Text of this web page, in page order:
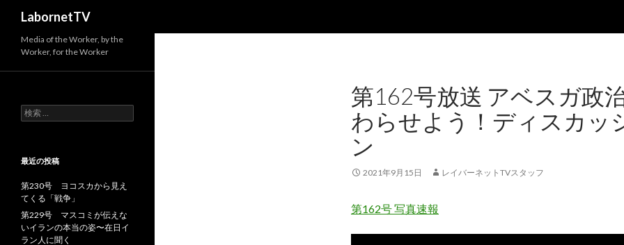
LabornetTV
第162号放送 アベスガ政
わらせよう！ディスカッ
ン
2021年9月15日 レイバーネットTVスタッフ
第162号 写真速報
Media of the Worker, by the
Worker, for the Worker
検
索
最近の投稿
第230号 ヨコスカから見え
てくる「戦争」
第229号 マスコミが伝えな
いイランの本当の姿〜在日イ
ラン人に聞く